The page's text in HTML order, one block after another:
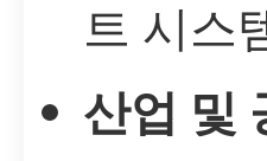
트 시스
산업 및